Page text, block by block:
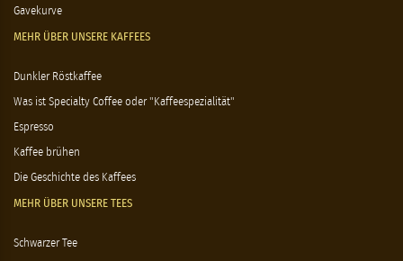
Gavekurve
MEHR ÜBER UNSERE KAFFEES
Dunkler Röstkaffee
Was ist Specialty Coffee oder "Kaffeespezialität"
Espresso
Kaffee brühen
Die Geschichte des Kaffees
MEHR ÜBER UNSERE TEES
Schwarzer Tee